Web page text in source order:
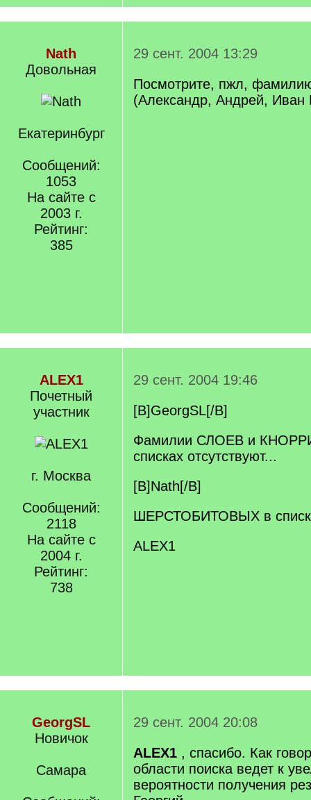
Nath
Довольная
Екатеринбург
Сообщений:
1053
На сайте с
2003 г.
Рейтинг:
385
29 сент. 2004 13:29
Посмотрите, пжл,
(Александр, Андрей, Иван
ALEX1
Почетный
учаcтник
г. Москва
Сообщений:
2118
На сайте с
2004 г.
Рейтинг:
738
29 сент. 2004 19:46
[B]GeorgSL[/B]
Фамилии СЛОЕВ и
списках отсутствуют...
[B]Nath[/B]
ШЕРСТОБИТОВЫХ в
ALEX1
GeorgSL
Новичок
Самара
29 сент. 2004 20:08
ALEX1 , спасибо. Как
области поиска ведет к
вероятности получения